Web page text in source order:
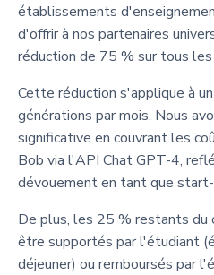
établissements
d'offrir à nos partenaires
réduction de 75 % sur tous
Cette réduction s'applique à
générations par mois. Nous
significative en couvrant les
Bob via l'API Chat GPT-4,
dévouement en tant que
De plus, les 25 % restants du
être supportés par l'étudiant
déjeuner) ou remboursés par